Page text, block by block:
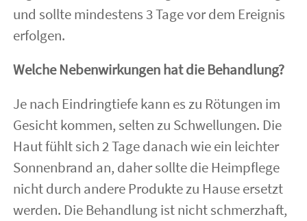
und sollte mindestens 3 Tage vor dem Ereignis
erfolgen.
Welche Nebenwirkungen hat die Behandlung?
Je nach Eindringtiefe kann es zu Rötungen im
Gesicht kommen, selten zu Schwellungen. Die
Haut fühlt sich 2 Tage danach wie ein leichter
Sonnenbrand an, daher sollte die Heimpflege
nicht durch andere Produkte zu Hause ersetzt
werden. Die Behandlung ist nicht schmerzhaft,